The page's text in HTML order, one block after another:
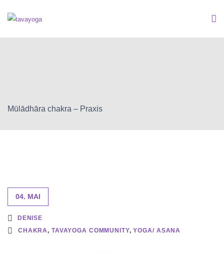
Mūlādhāra chakra – Praxis
04. MAI
DENISE
CHAKRA, TAVAYOGA COMMUNITY,YOGA/ ASANA